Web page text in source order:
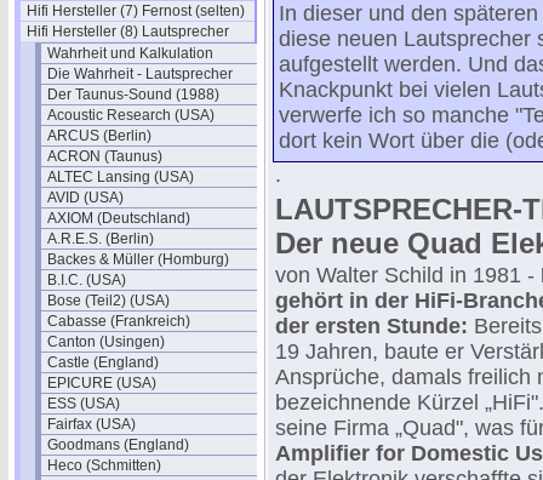
Hifi Hersteller (7) Fernost (selten)
Hifi Hersteller (8) Lautsprecher
Wahrheit und Kalkulation
Die Wahrheit - Lautsprecher
Der Taunus-Sound (1988)
Acoustic Research (USA)
ARCUS (Berlin)
ACRON (Taunus)
ALTEC Lansing (USA)
AVID (USA)
AXIOM (Deutschland)
A.R.E.S. (Berlin)
Backes & Müller (Homburg)
B.I.C. (USA)
Bose (Teil2) (USA)
Cabasse (Frankreich)
Canton (Usingen)
Castle (England)
EPICURE (USA)
ESS (USA)
Fairfax (USA)
Goodmans (England)
Heco (Schmitten)
In dieser und den
diese neuen Lautsprecher
aufgestellt werden. Und
Knackpunkt bei vielen
verwerfe ich so manche
dort kein Wort über die
.
LAUTSPRECHER-
Der neue Quad
von Walter Schild in 1981 -
gehört in der HiFi-
der ersten Stunde:
19 Jahren, baute er
Ansprüche, damals freilich
bezeichnende Kürzel
seine Firma „Quad", was
Amplifier for Domestic